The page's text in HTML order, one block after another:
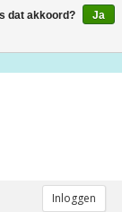
Inloggen
dat akkoord?
Ja